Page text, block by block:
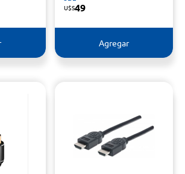
U$S49
Agregar